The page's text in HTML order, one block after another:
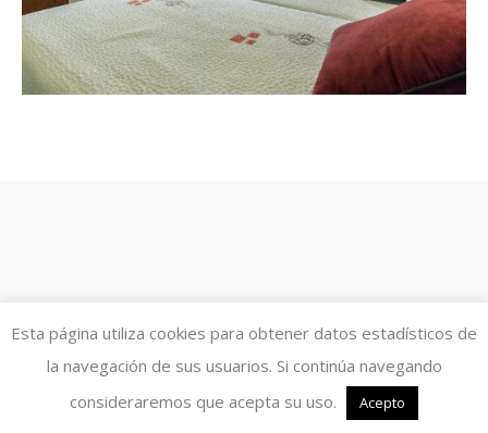
Esta página utiliza cookies para obtener datos estadísticos de
la navegación de sus usuarios. Si continúa navegando
consideraremos que acepta su uso.
Acepto